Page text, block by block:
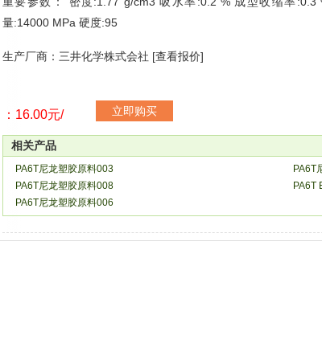
量:14000 MPa 硬度:95
生产厂商：三井化学株式会社 [查看报价]
：16.00元/ 立即购买
相关产品
PA6T尼龙塑胶原料003
PA6T
PA6T尼龙塑胶原料008
PA6T
PA6T尼龙塑胶原料006